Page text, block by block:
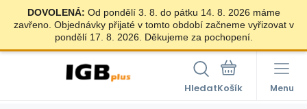
DOVOLENÁ: Od pondělí 3. 8. do pátku 14. 8. 2026 máme
zavřeno. Objednávky přijaté v tomto období začneme vyřizovat v
pondělí 17. 8. 2026. Děkujeme za pochopení.
Hledat Menu